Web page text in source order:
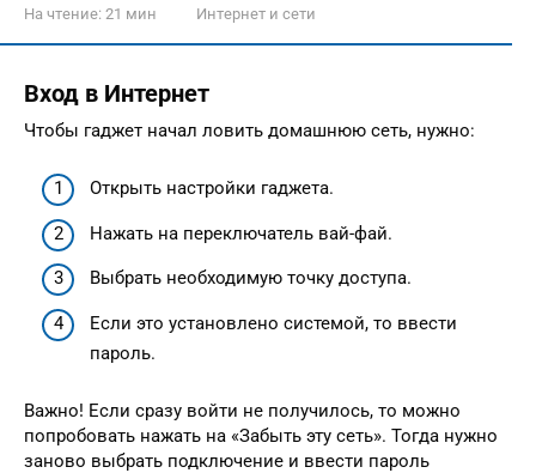
На чтение: 21 мин Интернет и сети
Вход в Интернет
Чтобы гаджет начал ловить домашнюю сеть, нужно:
Открыть настройки гаджета.
Нажать на переключатель вай-фай.
Выбрать необходимую точку доступа.
Если это установлено системой, то ввести
пароль.
Важно! Если сразу войти не получилось, то можно
попробовать нажать на «Забыть эту сеть». Тогда нужно
заново выбрать подключение и ввести пароль